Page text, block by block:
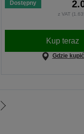
Dostępny
z VAT
Kup teraz
Gdzie kupić
Przejdź